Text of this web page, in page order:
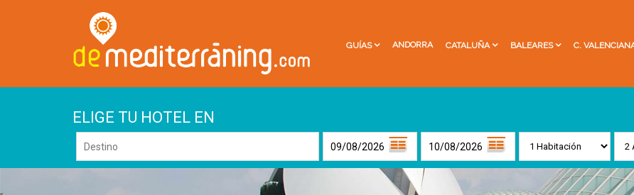
GUÍAS ANDORRA CATALUÑA BALEARES C.
ELIGE TU HOTEL EN